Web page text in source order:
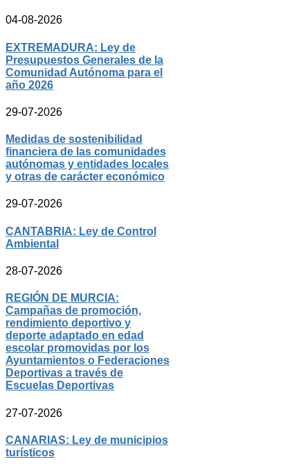
04-08-2026
EXTREMADURA: Ley de
Presupuestos Generales de la
Comunidad Autónoma para el
año 2026
29-07-2026
Medidas de sostenibilidad
financiera de las comunidades
autónomas y entidades locales
y otras de carácter económico
29-07-2026
CANTABRIA: Ley de Control
Ambiental
28-07-2026
REGIÓN DE MURCIA:
Campañas de promoción,
rendimiento deportivo y
deporte adaptado en edad
escolar promovidas por los
Ayuntamientos o Federaciones
Deportivas a través de
Escuelas Deportivas
27-07-2026
CANARIAS: Ley de municipios
turísticos